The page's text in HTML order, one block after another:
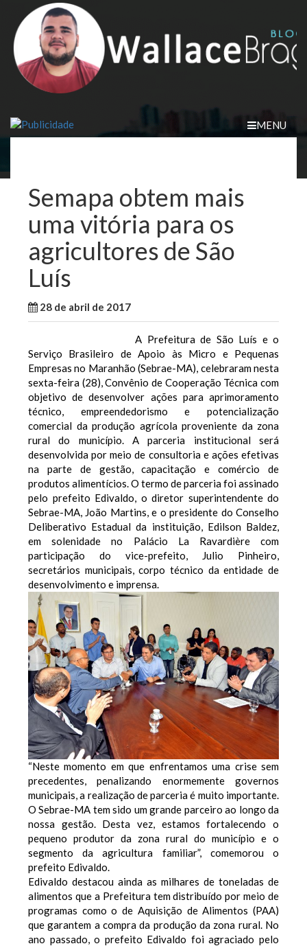
content
MENU
Semapa obtem mais
uma vitória para os
agricultores de São
Luís
28 de abril de 2017
A Prefeitura de São Luís e o
Serviço Brasileiro de Apoio às Micro e Pequenas
Empresas no Maranhão (Sebrae-MA), celebraram nesta
sexta-feira (28), Convênio de Cooperação Técnica com
objetivo de desenvolver ações para aprimoramento
técnico, empreendedorismo e potencialização
comercial da produção agrícola proveniente da zona
rural do município. A parceria institucional será
desenvolvida por meio de consultoria e ações efetivas
na parte de gestão, capacitação e comércio de
produtos alimentícios. O termo de parceria foi assinado
pelo prefeito Edivaldo, o diretor superintendente do
Sebrae-MA, João Martins, e o presidente do Conselho
Deliberativo Estadual da instituição, Edilson Baldez,
em solenidade no Palácio La Ravardière com
participação do vice-prefeito, Julio Pinheiro,
secretários municipais, corpo técnico da entidade de
desenvolvimento e imprensa.
“Neste momento em que enfrentamos uma crise sem
precedentes, penalizando enormemente governos
municipais, a realização de parceria é muito importante.
O Sebrae-MA tem sido um grande parceiro ao longo da
nossa gestão. Desta vez, estamos fortalecendo o
pequeno produtor da zona rural do município e o
segmento da agricultura familiar”, comemorou o
prefeito Edivaldo.
Edivaldo destacou ainda as milhares de toneladas de
alimentos que a Prefeitura tem distribuído por meio de
programas como o de Aquisição de Alimentos (PAA)
que garantem a compra da produção da zona rural. No
ano passado, o prefeito Edivaldo foi agraciado pelo